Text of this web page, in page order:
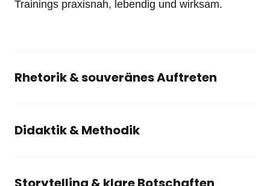
Trainings praxisnah, lebendig und wirksam.
Rhetorik & souveränes Auftreten
entscheidend: Sie bestimmt, ob Teilnehmer aufmerksam
Du auch in kritischen Situationen souverän bleibst.
Didaktik & Methodik
Lernschritte zerlegst, wie Du Inhalte so aufbereitest,